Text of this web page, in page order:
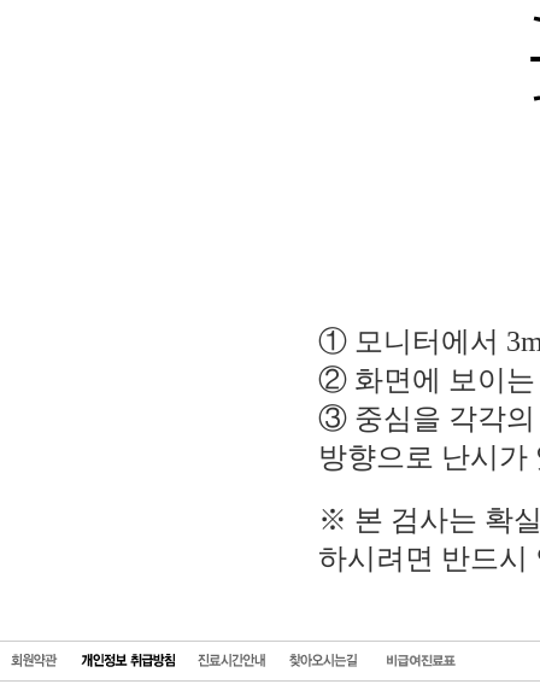
① 모니터에서
② 화면에 보이는
③ 중심을 각각의
방향으로 난시가
※ 본 검사는 확
하시려면 반드시